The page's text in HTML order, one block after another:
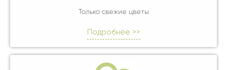
Только свежие цветы
Подробнее >>